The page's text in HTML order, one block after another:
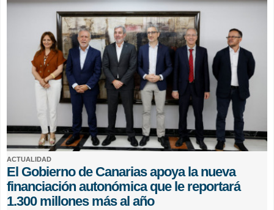
ACTUALIDAD
El Gobierno de Canarias apoya la nueva
financiación autonómica que le reportará
1.300 millones más al año